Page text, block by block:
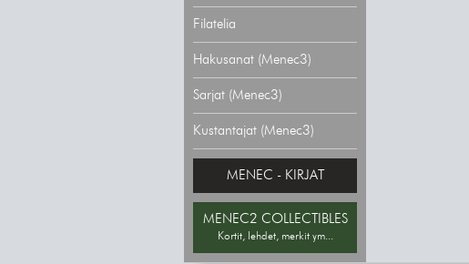
Filatelia
Hakusanat (Menec3)
Sarjat (Menec3)
Kustantajat (Menec3)
MENEC - KIRJAT
MENEC2 COLLECTIBLES
Kortit, lehdet, merkit ym...